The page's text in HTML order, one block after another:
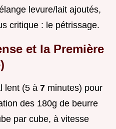
levure/lait ajoutés,
critique : le pétrissage.
et la Première
lent (5 à 7 minutes) pour
des 180g de beurre
par cube, à vitesse